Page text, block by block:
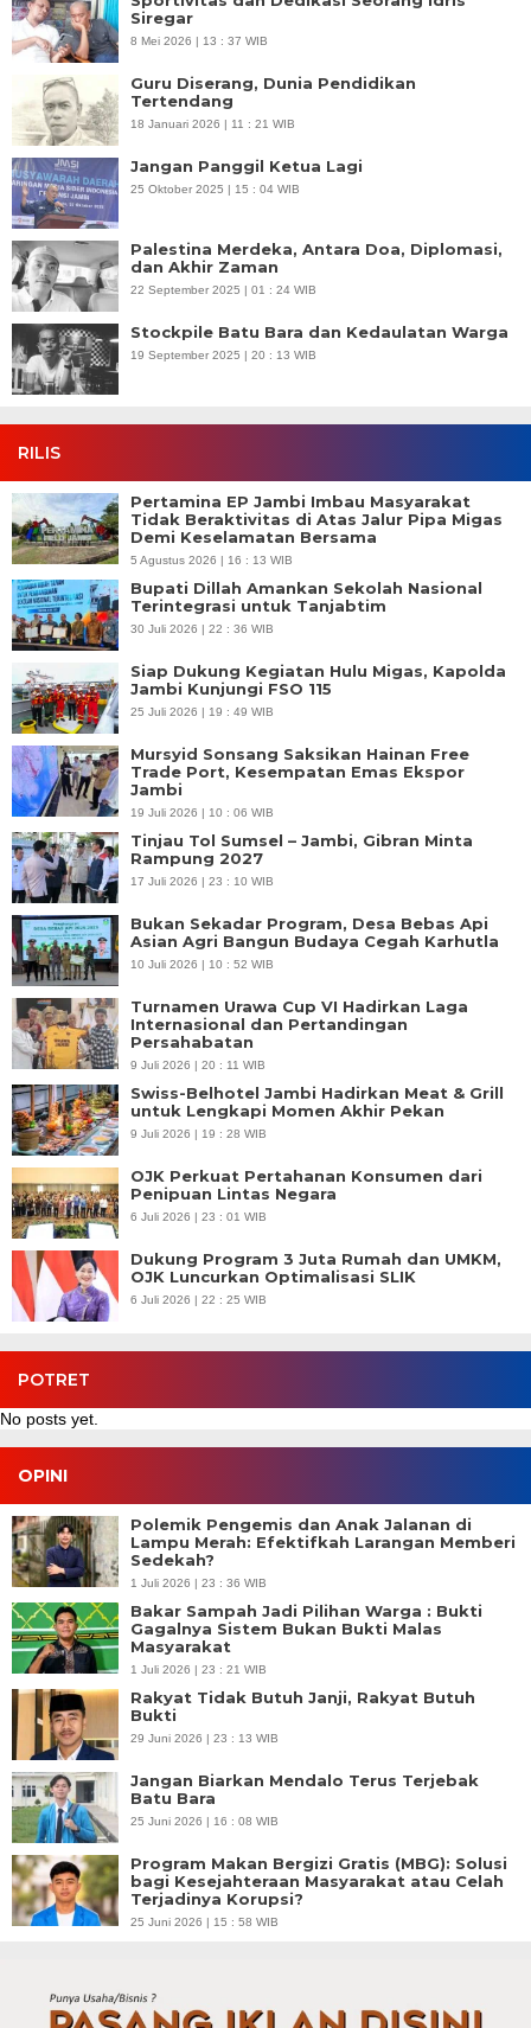
Siregar
8 Mei 2026 | 13 : 37 WIB
Guru Diserang, Dunia Pendidikan
Tertendang
18 Januari 2026 | 11 : 21 WIB
Jangan Panggil Ketua Lagi
25 Oktober 2025 | 15 : 04 WIB
Palestina Merdeka, Antara Doa, Diplomasi,
dan Akhir Zaman
22 September 2025 | 01 : 24 WIB
Stockpile Batu Bara dan Kedaulatan Warga
19 September 2025 | 20 : 13 WIB
RILIS
Pertamina EP Jambi Imbau Masyarakat
Tidak Beraktivitas di Atas Jalur Pipa Migas
Demi Keselamatan Bersama
5 Agustus 2026 | 16 : 13 WIB
Bupati Dillah Amankan Sekolah Nasional
Terintegrasi untuk Tanjabtim
30 Juli 2026 | 22 : 36 WIB
Siap Dukung Kegiatan Hulu Migas, Kapolda
Jambi Kunjungi FSO 115
25 Juli 2026 | 19 : 49 WIB
Mursyid Sonsang Saksikan Hainan Free
Trade Port, Kesempatan Emas Ekspor
Jambi
19 Juli 2026 | 10 : 06 WIB
Tinjau Tol Sumsel – Jambi, Gibran Minta
Rampung 2027
17 Juli 2026 | 23 : 10 WIB
Bukan Sekadar Program, Desa Bebas Api
Asian Agri Bangun Budaya Cegah Karhutla
10 Juli 2026 | 10 : 52 WIB
Turnamen Urawa Cup VI Hadirkan Laga
Internasional dan Pertandingan
Persahabatan
9 Juli 2026 | 20 : 11 WIB
Swiss-Belhotel Jambi Hadirkan Meat & Grill
untuk Lengkapi Momen Akhir Pekan
9 Juli 2026 | 19 : 28 WIB
OJK Perkuat Pertahanan Konsumen dari
Penipuan Lintas Negara
6 Juli 2026 | 23 : 01 WIB
Dukung Program 3 Juta Rumah dan UMKM,
OJK Luncurkan Optimalisasi SLIK
6 Juli 2026 | 22 : 25 WIB
POTRET
No posts yet.
OPINI
Polemik Pengemis dan Anak Jalanan di
Lampu Merah: Efektifkah Larangan Memberi
Sedekah?
1 Juli 2026 | 23 : 36 WIB
Bakar Sampah Jadi Pilihan Warga : Bukti
Gagalnya Sistem Bukan Bukti Malas
Masyarakat
1 Juli 2026 | 23 : 21 WIB
Rakyat Tidak Butuh Janji, Rakyat Butuh
Bukti
29 Juni 2026 | 23 : 13 WIB
Jangan Biarkan Mendalo Terus Terjebak
Batu Bara
25 Juni 2026 | 16 : 08 WIB
Program Makan Bergizi Gratis (MBG): Solusi
bagi Kesejahteraan Masyarakat atau Celah
Terjadinya Korupsi?
25 Juni 2026 | 15 : 58 WIB